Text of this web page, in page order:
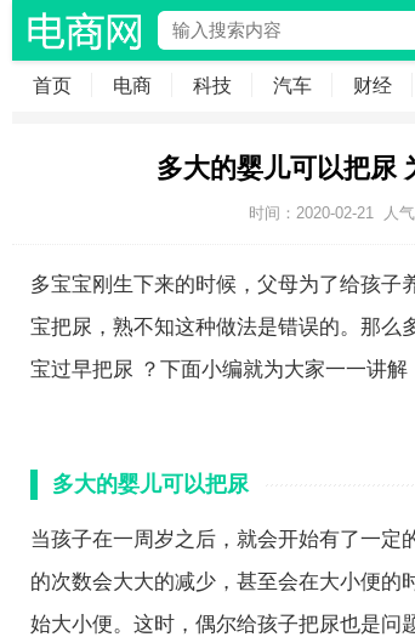
首页 电商 科技 汽车 财经
多大的婴儿可以把尿
时间：2020-02-21 人气
多宝宝刚生下来的时候，父母为了给孩子
宝把尿，熟不知这种做法是错误的。那么
宝过早把尿 ？下面小编就为大家一一讲解
多大的婴儿可以把尿
当孩子在一周岁之后，就会开始有了一定
的次数会大大的减少，甚至会在大小便的
始大小便。这时，偶尔给孩子把尿也是问